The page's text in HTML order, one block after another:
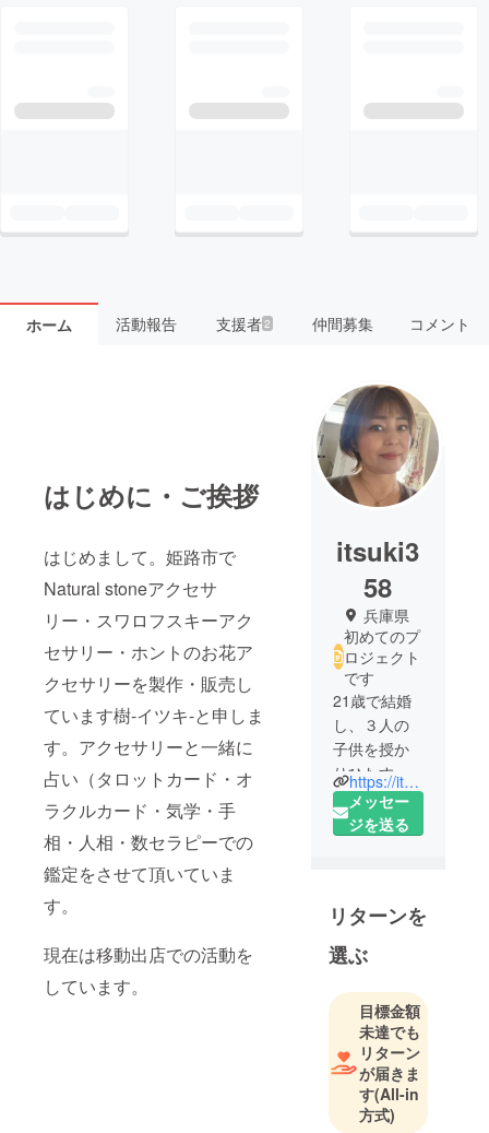
ホーム 活動報告 支援者2 仲間募集 コメント
はじめに・ご挨拶
はじめまして。姫路市で
Natural stoneアクセサ
リー・スワロフスキーアク
セサリー・ホントのお花ア
クセサリーを製作・販売し
ています樹-イツキ-と申しま
す。アクセサリーと一緒に
占い（タロットカード・オ
ラクルカード・気学・手
相・人相・数セラピーでの
鑑定をさせて頂いていま
す。
現在は移動出店での活動を
しています。
itsuki3
58
兵庫県
初めてのプ
ロジェクト
です
21歳で結婚
し、３人の
子供を授か
りひたすら
建築関係の
事務仕事と
40歳頃に心
身ともにボ
ロボロにな
り、ある占
い師の先生
のお陰、ま
た私の周り
の人達のお
陰で自分自
https://itsukihappyplace.web.fc2.com/
メッセー
ジを送る
リターンを
選ぶ
目標金額
未達でも
リターン
が届きま
す(All-in
方式)